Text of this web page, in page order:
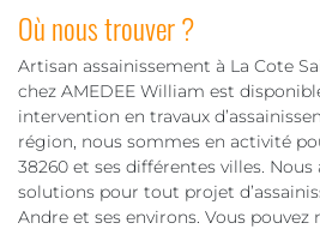
Où nous trouver ?
Artisan assainissement à La Cote
chez AMEDEE William est
intervention en travaux
région, nous sommes en activité
38260 et ses différentes villes.
solutions pour tout projet
Andre et ses environs. Vous pouvez